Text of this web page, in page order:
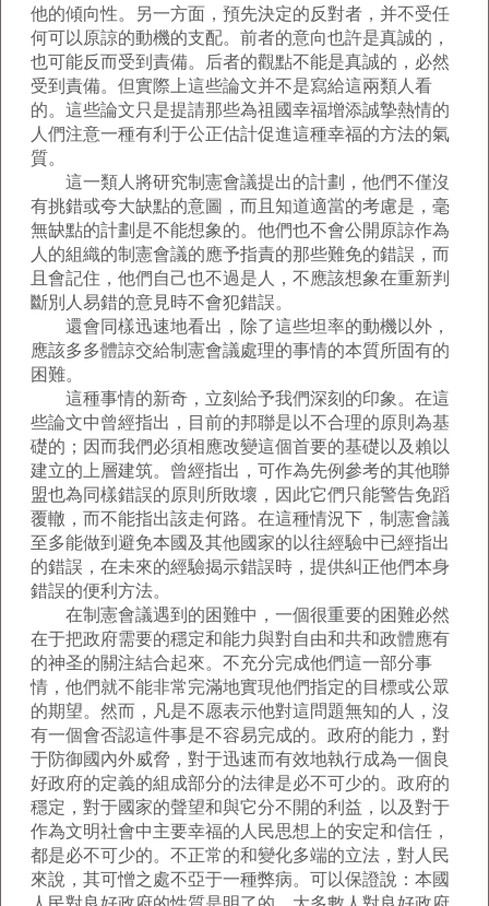
他的傾向性。另一方面，預先決定的反對者，并不受任
何可以原諒的動機的支配。前者的意向也許是真誠的，
也可能反而受到責備。后者的觀點不能是真誠的，必然
受到責備。但實際上這些論文并不是寫給這兩類人看
的。這些論文只是提請那些為祖國幸福增添誠摯熱情的
人們注意一種有利于公正估計促進這種幸福的方法的氣
質。
這一類人將研究制憲會議提出的計劃，他們不僅沒
有挑錯或夸大缺點的意圖，而且知道適當的考慮是，毫
無缺點的計劃是不能想象的。他們也不會公開原諒作為
人的組織的制憲會議的應予指責的那些難免的錯誤，而
且會記住，他們自己也不過是人，不應該想象在重新判
斷別人易錯的意見時不會犯錯誤。
還會同樣迅速地看出，除了這些坦率的動機以外，
應該多多體諒交給制憲會議處理的事情的本質所固有的
困難。
這種事情的新奇，立刻給予我們深刻的印象。在這
些論文中曾經指出，目前的邦聯是以不合理的原則為基
礎的；因而我們必須相應改變這個首要的基礎以及賴以
建立的上層建筑。曾經指出，可作為先例參考的其他聯
盟也為同樣錯誤的原則所敗壞，因此它們只能警告免蹈
覆轍，而不能指出該走何路。在這種情況下，制憲會議
至多能做到避免本國及其他國家的以往經驗中已經指出
的錯誤，在未來的經驗揭示錯誤時，提供糾正他們本身
錯誤的便利方法。
在制憲會議遇到的困難中，一個很重要的困難必然
在于把政府需要的穩定和能力與對自由和共和政體應有
的神圣的關注結合起來。不充分完成他們這一部分事
情，他們就不能非常完滿地實現他們指定的目標或公眾
的期望。然而，凡是不愿表示他對這問題無知的人，沒
有一個會否認這件事是不容易完成的。政府的能力，對
于防御國內外威脅，對于迅速而有效地執行成為一個良
好政府的定義的組成部分的法律是必不可少的。政府的
穩定，對于國家的聲望和與它分不開的利益，以及對于
作為文明社會中主要幸福的人民思想上的安定和信任，
都是必不可少的。不正常的和變化多端的立法，對人民
來說，其可憎之處不亞于一種弊病。可以保證說：本國